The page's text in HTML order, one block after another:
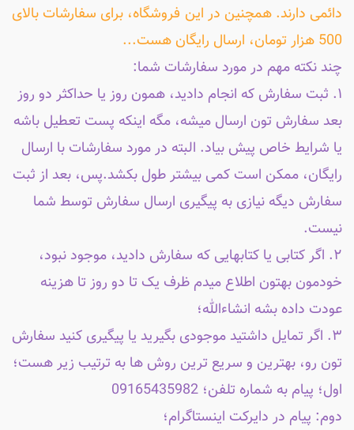
دائمی دارند. همچنین در این فروشگاه، برای سفارشات بالای
500 هزار تومان، ارسال رایگان هست...
چند نکته مهم در مورد سفارشات شما:
۱. ثبت سفارش که انجام دادید، همون روز یا حداکثر دو روز
بعد سفارش تون ارسال میشه، مگه اینکه پست تعطیل باشه
یا شرایط خاص پیش بیاد. البته در مورد سفارشات با ارسال
رایگان، ممکن است کمی بیشتر طول بکشد.پس، بعد از ثبت
سفارش دیگه نیازی به پیگیری ارسال سفارش توسط شما
نیست.
۲. اگر کتابی یا کتابهایی که سفارش دادید، موجود نبود،
خودمون بهتون اطلاع میدم ظرف یک تا دو روز تا هزینه
عودت داده بشه انشاءالله؛
۳. اگر تمایل داشتید موجودی بگیرید یا پیگیری کنید سفارش
تون رو، بهترین و سریع ترین روش ها به ترتیب زیر هست؛
اول؛ پیام به شماره تلفن؛ 09165435982
دوم: پیام در دایرکت اینستاگرام؛